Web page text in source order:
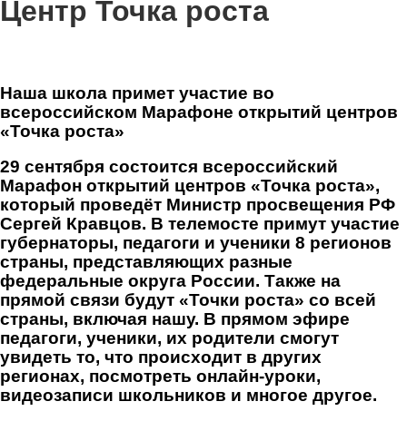
Центр Точка роста
Наша школа примет участие во
всероссийском Марафоне открытий центров
«Точка роста»
29 сентября состоится всероссийский
Марафон открытий центров «Точка роста»,
который проведёт Министр просвещения РФ
Сергей Кравцов. В телемосте примут участие
губернаторы, педагоги и ученики 8 регионов
страны, представляющих разные
федеральные округа России. Также на
прямой связи будут «Точки роста» со всей
страны, включая нашу. В прямом эфире
педагоги, ученики, их родители смогут
увидеть то, что происходит в других
регионах, посмотреть онлайн-уроки,
видеозаписи школьников и многое другое.